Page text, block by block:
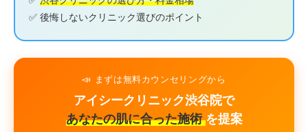
✅ 後悔しないクリニック選びのポイント
📣 まずは無料カウンセリングから
アイシークリニック渋谷院で
あなたの肌に合った施術を提案